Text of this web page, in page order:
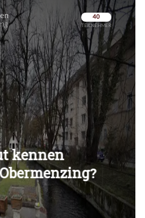
Überspringen
Überspringen